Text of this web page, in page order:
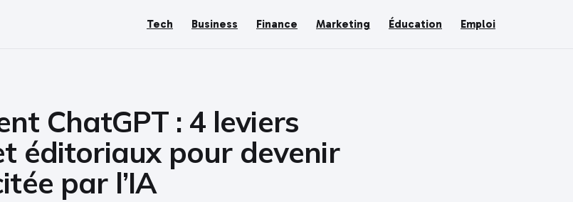
Tech Business Finance Marketing Éducation Emploi
ChatGPT : 4 leviers
éditoriaux pour devenir
par l’IA